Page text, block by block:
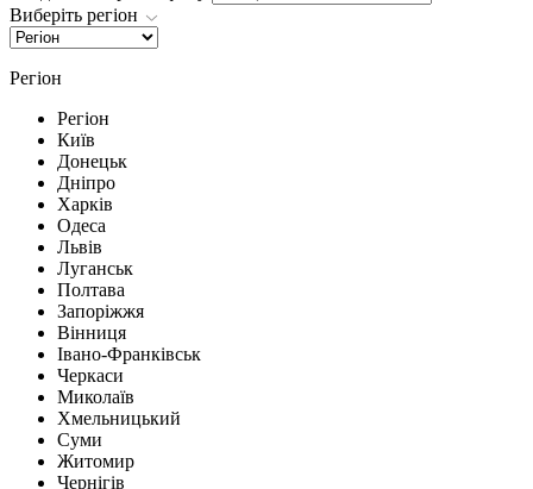
Виберіть регіон
Регіон
Регіон
Київ
Донецьк
Дніпро
Харків
Одеса
Львів
Луганськ
Полтава
Запоріжжя
Вінниця
Івано-Франківськ
Черкаси
Миколаїв
Хмельницький
Суми
Житомир
Чернігів